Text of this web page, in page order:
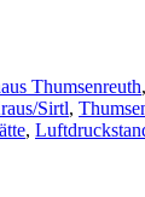
Thumsenreuth,
Sirtl,
,